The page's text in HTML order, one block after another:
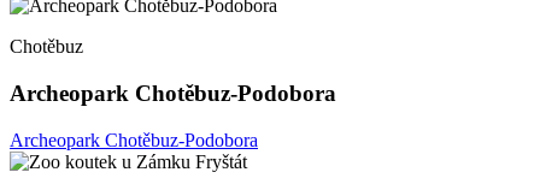
Chotěbuz
Archeopark Chotěbuz-Podobora
Archeopark Chotěbuz-Podobora